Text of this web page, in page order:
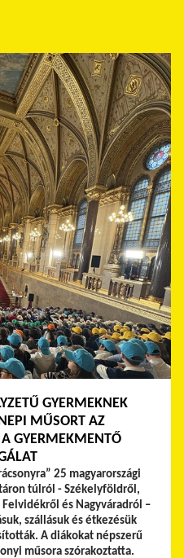
GYERMEKNEK
MŰSORT AZ
A GYERMEKMENTŐ
25 magyarországi
túlról - Székelyföldről,
és Nagyváradról –
szállásuk és étkezésük
A diákokat népszerű
műsora szórakoztatta.